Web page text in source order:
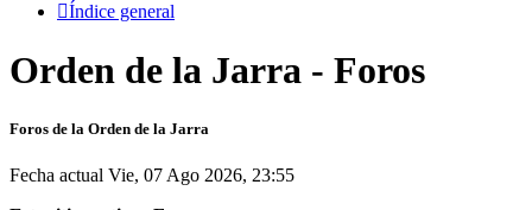
Índice general
Orden de la Jarra - Foros
Foros de la Orden de la Jarra
Fecha actual Vie, 07 Ago 2026, 23:55